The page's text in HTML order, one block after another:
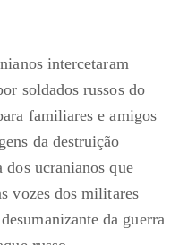
intercetaram
soldados russos do
familiares e amigos
da destruição
dos ucranianos que
vozes dos militares
da guerra